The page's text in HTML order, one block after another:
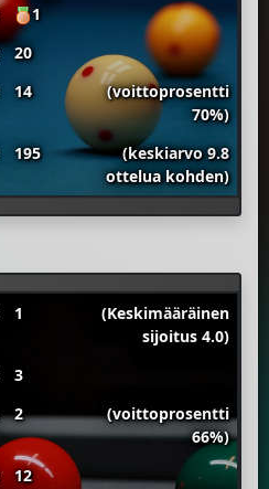
1
20
14
(voittoprosentti
70%)
195
(keskiarvo 9.8
ottelua kohden)
1
(Keskimääräinen
sijoitus 4.0)
3
2
(voittoprosentti
66%)
12